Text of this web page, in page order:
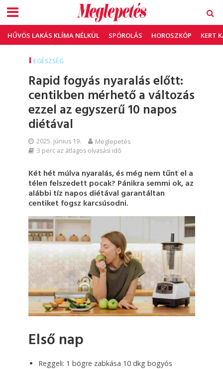
HŰVÖS LAKÁS KLÍMA NÉLKÜL SPÓROLÁS HOROSZKÓP KERT
EGÉSZSÉG
Rapid fogyás nyaralás előtt:
centikben mérhető a változás
ezzel az egyszerű 10 napos
diétával
2025. június 19. Meglepetés
3 perc az átlagos olvasási idő
Két hét múlva nyaralás, és még nem tűnt el a
télen felszedett pocak? Pánikra semmi ok, az
alábbi tíz napos diétával garantáltan
centiket fogsz karcsúsodni.
Első nap
Reggeli: 1 bögre zabkása 10 dkg bogyós